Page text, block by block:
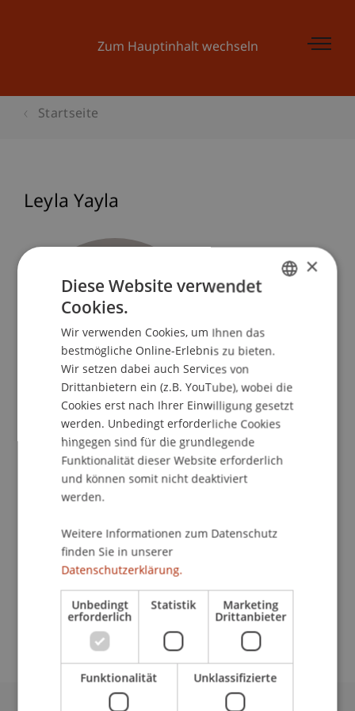
Zum Hauptinhalt wechseln
Startseite
Leyla Yayla
Leiterin Reinigung
Facility Management
Universität Liechtenstein
Fürst-Franz-Josef-Strasse
9490 Vaduz
Liechtenstein
leyla.yayla@uni.li
×
Diese Website verwendet
Cookies.
Wir verwenden Cookies, um Ihnen das
bestmögliche Online-Erlebnis zu bieten.
Wir setzen dabei auch Services von
Drittanbietern ein (z.B. YouTube), wobei die
Cookies erst nach Ihrer Einwilligung gesetzt
werden. Unbedingt erforderliche Cookies
hingegen sind für die grundlegende
Funktionalität dieser Website erforderlich
und können somit nicht deaktiviert
werden.
Weitere Informationen zum Datenschutz
finden Sie in unserer
Datenschutzerklärung.
Unbedingt
erforderlich
Statistik Marketing
Drittanbieter
Funktionalität Unklassifizierte